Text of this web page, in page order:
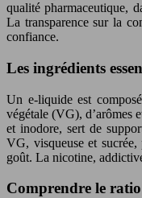
qualité pharmaceutique,
La transparence sur la
confiance.
Les ingrédients
Un e-liquide est
végétale (VG), d’arômes
et inodore, sert de
VG, visqueuse et
goût. La nicotine,
Comprendre le